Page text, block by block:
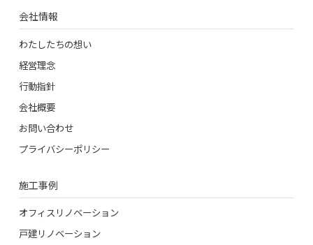
会社情報
わたしたちの想い
経営理念
行動指針
会社概要
お問い合わせ
プライバシーポリシー
施工事例
オフィスリノベーション
戸建リノベーション